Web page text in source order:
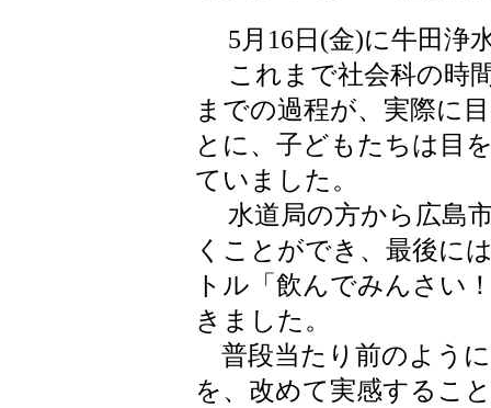
5月16日(金)に牛田浄
これまで社会科の時
までの過程が、実際に
とに、子どもたちは目
ていました。
水道局の方から広島
くことができ、最後に
トル「飲んでみんさい
きました。
普段当たり前のよう
を、改めて実感するこ